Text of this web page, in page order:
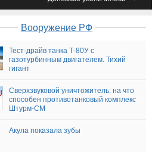
Вооружение РФ
Тест-драйв танка Т-80У с
газотурбинным двигателем. Тихий
гигант
Сверхзвуковой уничтожитель: на что
способен противотанковый комплекс
Штурм-СМ
Акула показала зубы